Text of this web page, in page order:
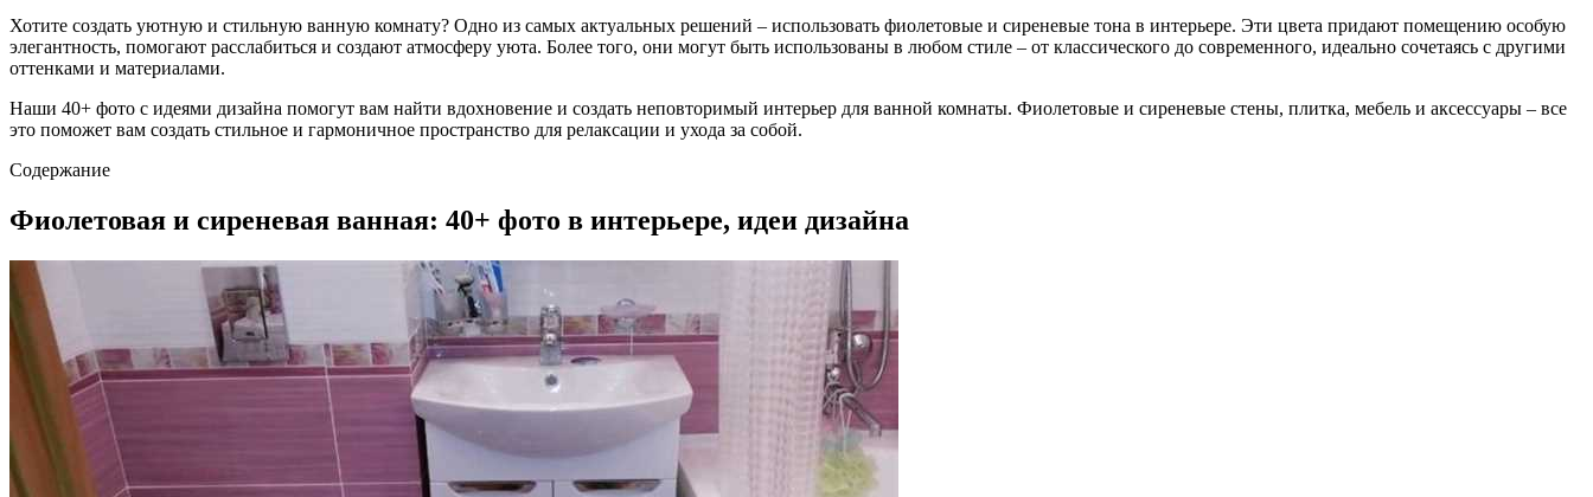
Хотите создать уютную и стильную ванную комнату? Одно из самых актуальных решений – использовать фиолетовые и сиреневые тона в интерьере. Эти цвета придают помещению особую
элегантность, помогают расслабиться и создают атмосферу уюта. Более того, они могут быть использованы в любом стиле – от классического до современного, идеально сочетаясь с другими
оттенками и материалами.
Наши 40+ фото с идеями дизайна помогут вам найти вдохновение и создать неповторимый интерьер для ванной комнаты. Фиолетовые и сиреневые стены, плитка, мебель и аксессуары – все
это поможет вам создать стильное и гармоничное пространство для релаксации и ухода за собой.
Содержание
Фиолетовая и сиреневая ванная: 40+ фото в интерьере, идеи дизайна